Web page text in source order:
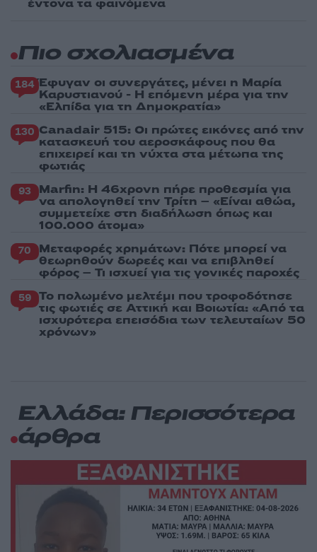
έντονα τα φαινόμενα
Πιο σχολιασμένα
184 Έφυγαν οι συνεργάτες, μένει η Μαρία
Καρυστιανού - Η επόμενη μέρα για την
«Ελπίδα για τη Δημοκρατία»
130 Canadair 515: Οι πρώτες εικόνες από την
κατασκευή του αεροσκάφους που θα
επιχειρεί και τη νύχτα στα μέτωπα της
φωτιάς
93 Marfin: Η 46χρονη πήρε προθεσμία για
να απολογηθεί την Τρίτη – «Είναι αθώα,
συμμετείχε στη διαδήλωση όπως και
100.000 άτομα»
70 Μεταφορές χρημάτων: Πότε μπορεί να
θεωρηθούν δωρεές και να επιβληθεί
φόρος – Τι ισχυεί για τις γονικές παροχές
59 Το πολωμένο μελτέμι που τροφοδότησε
τις φωτιές σε Αττική και Βοιωτία: «Από τα
ισχυρότερα επεισόδια των τελευταίων 50
χρόνων»
Ελλάδα: Περισσότερα
άρθρα